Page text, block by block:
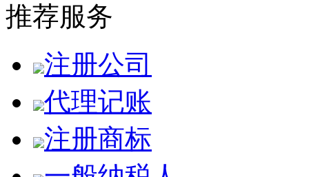
推荐服务
注册公司
代理记账
注册商标